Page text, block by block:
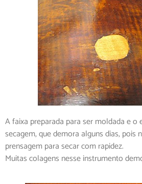
A faixa preparada para ser moldada e
secagem, que demora alguns dias, pois
prensagem para secar com rapidez.
Muitas colagens nesse instrumento